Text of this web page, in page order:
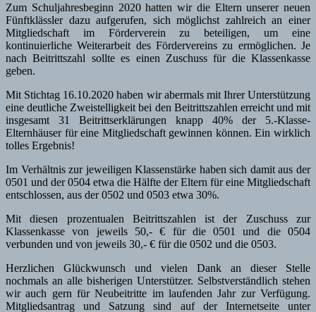
Zum Schuljahresbeginn 2020 hatten wir die Eltern unserer neuen
Fünftklässler dazu aufgerufen, sich möglichst zahlreich an einer
Mitgliedschaft im Förderverein zu beteiligen, um eine
kontinuierliche Weiterarbeit des Fördervereins zu ermöglichen. Je
nach Beitrittszahl sollte es einen Zuschuss für die Klassenkasse
geben.
Mit Stichtag 16.10.2020 haben wir abermals mit Ihrer Unterstützung
eine deutliche Zweistelligkeit bei den Beitrittszahlen erreicht und mit
insgesamt 31 Beitrittserklärungen knapp 40% der 5.-Klasse-
Elternhäuser für eine Mitgliedschaft gewinnen können. Ein wirklich
tolles Ergebnis!
Im Verhältnis zur jeweiligen Klassenstärke haben sich damit aus der
0501 und der 0504 etwa die Hälfte der Eltern für eine Mitgliedschaft
entschlossen, aus der 0502 und 0503 etwa 30%.
Mit diesen prozentualen Beitrittszahlen ist der Zuschuss zur
Klassenkasse von jeweils 50,- € für die 0501 und die 0504
verbunden und von jeweils 30,- € für die 0502 und die 0503.
Herzlichen Glückwunsch und vielen Dank an dieser Stelle
nochmals an alle bisherigen Unterstützer. Selbstverständlich stehen
wir auch gern für Neubeitritte im laufenden Jahr zur Verfügung.
Mitgliedsantrag und Satzung sind auf der Internetseite unter